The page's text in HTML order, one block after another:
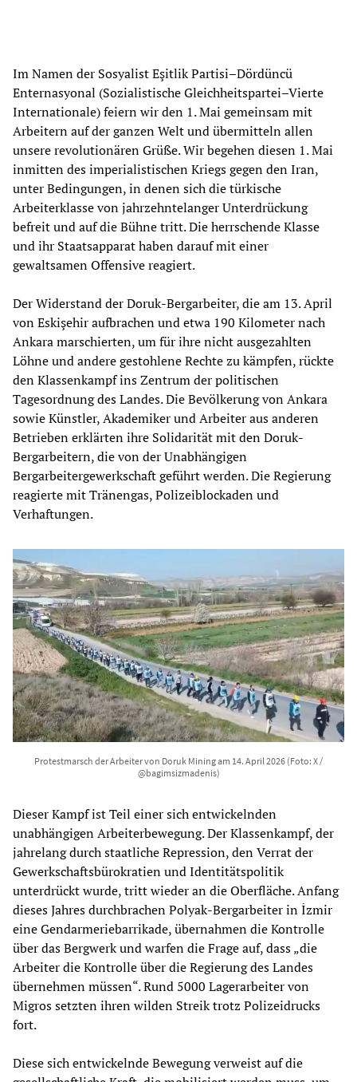
Im Namen der Sosyalist Eşitlik Partisi–Dördüncü
Enternasyonal (Sozialistische Gleichheitspartei–Vierte
Internationale) feiern wir den 1. Mai gemeinsam mit
Arbeitern auf der ganzen Welt und übermitteln allen
unsere revolutionären Grüße. Wir begehen diesen 1. Mai
inmitten des imperialistischen Kriegs gegen den Iran,
unter Bedingungen, in denen sich die türkische
Arbeiterklasse von jahrzehntelanger Unterdrückung
befreit und auf die Bühne tritt. Die herrschende Klasse
und ihr Staatsapparat haben darauf mit einer
gewaltsamen Offensive reagiert.
Der Widerstand der Doruk-Bergarbeiter, die am 13. April
von Eskişehir aufbrachen und etwa 190 Kilometer nach
Ankara marschierten, um für ihre nicht ausgezahlten
Löhne und andere gestohlene Rechte zu kämpfen, rückte
den Klassenkampf ins Zentrum der politischen
Tagesordnung des Landes. Die Bevölkerung von Ankara
sowie Künstler, Akademiker und Arbeiter aus anderen
Betrieben erklärten ihre Solidarität mit den Doruk-
Bergarbeitern, die von der Unabhängigen
Bergarbeitergewerkschaft geführt werden. Die Regierung
reagierte mit Tränengas, Polizeiblockaden und
Verhaftungen.
Protestmarsch der Arbeiter von Doruk Mining am 14. April 2026 (Foto: X /
@bagimsizmadenis)
Dieser Kampf ist Teil einer sich entwickelnden
unabhängigen Arbeiterbewegung. Der Klassenkampf, der
jahrelang durch staatliche Repression, den Verrat der
Gewerkschaftsbürokratien und Identitätspolitik
unterdrückt wurde, tritt wieder an die Oberfläche. Anfang
dieses Jahres durchbrachen Polyak-Bergarbeiter in İzmir
eine Gendarmeriebarrikade, übernahmen die Kontrolle
über das Bergwerk und warfen die Frage auf, dass „die
Arbeiter die Kontrolle über die Regierung des Landes
übernehmen müssen“. Rund 5000 Lagerarbeiter von
Migros setzten ihren wilden Streik trotz Polizeidrucks
fort.
Diese sich entwickelnde Bewegung verweist auf die